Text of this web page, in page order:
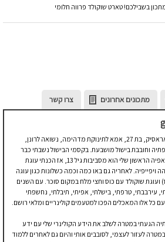
בשבילכם! טארט שוקולד פרווה חלומי
מתכונים אחרונים צרו קשר
אני גל סנדלר קאראסיק, בת 27, אמא לתינוקת מדהימה, נשואה לרונן,
וחובבת בישול מושבעת. בקסמי הבישול נשבתי כבר
מילדות. זיכרון האפיה הראשון שלי הוא מסביבות גיל 13, אז הכנתי עוגת
ויפייפיה. לאחריה גם באו כמה וכמה כשלונות כגון עוגה
ועוגת שוקולד עם כוס וחצי מלח במקום סוכר. עם השנים
עירבבתי, טרפתי, בישלתי, אפיתי, תיבלתי, נחשפתי
כל אלו המאכלים הפכו למטעמים קולינריים ומלאי רושם.
הגעתי במטרה לשלב את הידע הקולינרי שלי עם ידע
במטרה לעזור לעצמי, לסובבים אותי והיום גם לאחרים ללמוד